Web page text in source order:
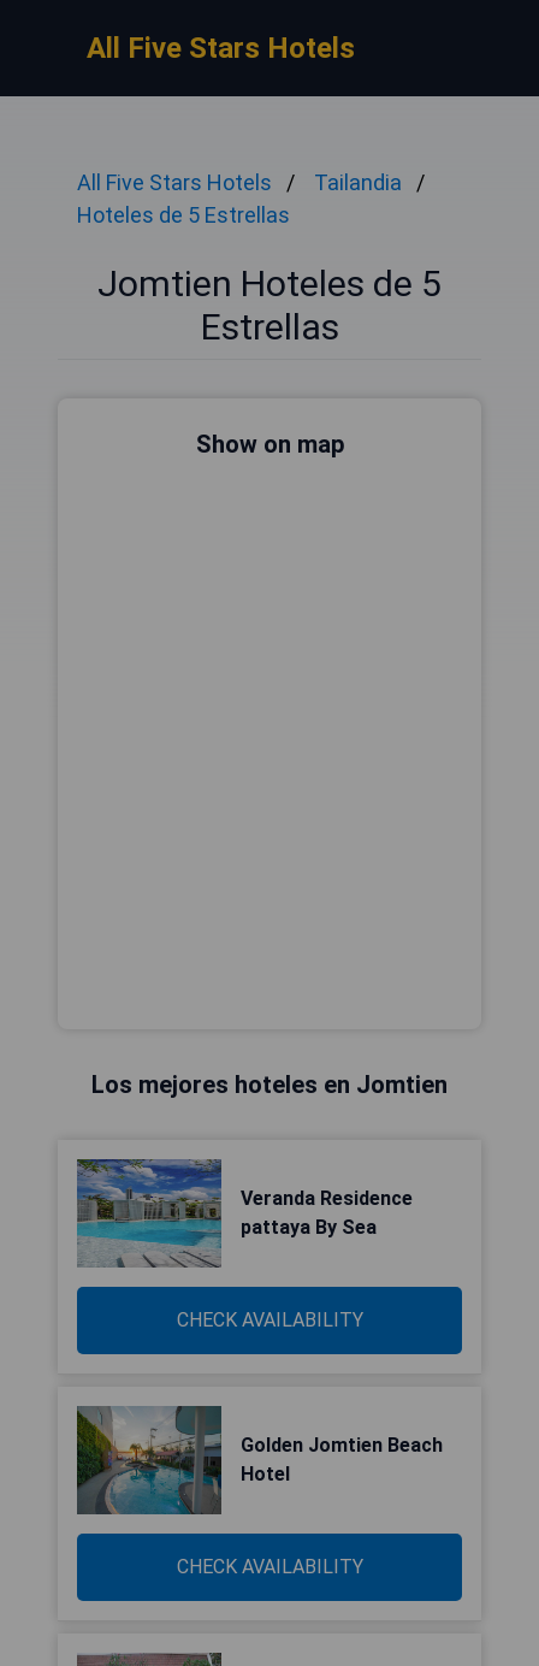
All Five Stars Hotels
All Five Stars Hotels
Tailandia
Hoteles de 5 Estrellas
Jomtien Hoteles de 5
Estrellas
Show on map
Los mejores hoteles en Jomtien
Veranda Residence
pattaya By Sea
CHECK AVAILABILITY
Golden Jomtien Beach
Hotel
CHECK AVAILABILITY